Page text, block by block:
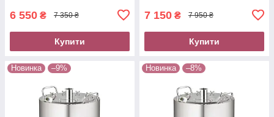
6 550 ₴ 7 350 ₴
Купити
7 150 ₴ 7 950 ₴
Купити
Новинка –9% Новинка –8%